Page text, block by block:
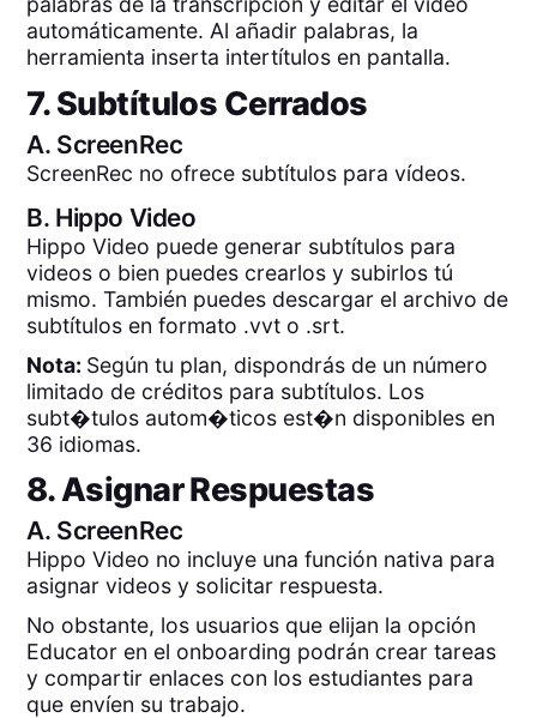
automáticamente. Al añadir palabras, la
herramienta inserta intertítulos en pantalla.
7. Subtítulos Cerrados
A. ScreenRec
ScreenRec no ofrece subtítulos para vídeos.
B. Hippo Video
Hippo Video puede generar subtítulos para
videos o bien puedes crearlos y subirlos tú
mismo. También puedes descargar el archivo de
subtítulos en formato .vvt o .srt.
Nota: Según tu plan, dispondrás de un número
limitado de créditos para subtítulos. Los
subt�tulos autom�ticos est�n disponibles en
36 idiomas.
8. Asignar Respuestas
A. ScreenRec
Hippo Video no incluye una función nativa para
asignar videos y solicitar respuesta.
No obstante, los usuarios que elijan la opción
Educator en el onboarding podrán crear tareas
y compartir enlaces con los estudiantes para
que envíen su trabajo.